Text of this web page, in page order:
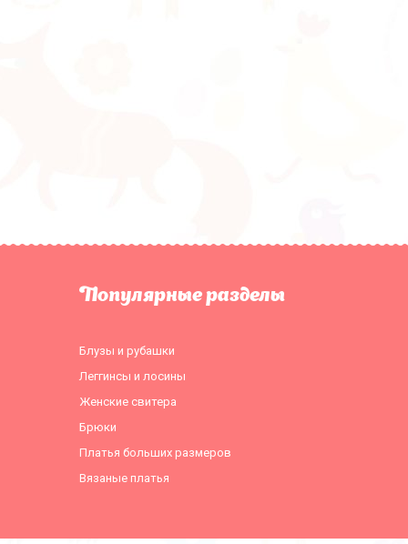
Популярные разделы
Блузы и рубашки
Леггинсы и лосины
Женские свитера
Брюки
Платья больших размеров
Вязаные платья